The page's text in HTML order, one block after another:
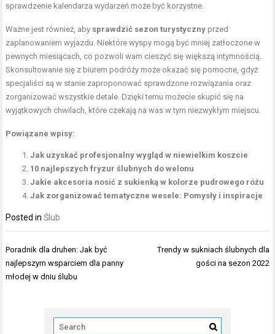
sprawdzenie kalendarza wydarzeń może być korzystne.
Ważne jest również, aby sprawdzić sezon turystyczny przed
zaplanowaniem wyjazdu. Niektóre wyspy mogą być mniej zatłoczone w
pewnych miesiącach, co pozwoli wam cieszyć się większą intymnością.
Skonsultowanie się z biurem podróży może okazać się pomocne, gdyż
specjaliści są w stanie zaproponować sprawdzone rozwiązania oraz
zorganizować wszystkie detale. Dzięki temu możecie skupić się na
wyjątkowych chwilach, które czekają na was w tym niezwykłym miejscu.
Powiązane wpisy:
Jak uzyskać profesjonalny wygląd w niewielkim koszcie
10 najlepszych fryzur ślubnych do welonu
Jakie akcesoria nosić z sukienką w kolorze pudrowego różu
Jak zorganizować tematyczne wesele: Pomysły i inspiracje
Posted inŚlub
Nawigacja
wpisu
Poradnik dla druhen: Jak być
najlepszym wsparciem dla panny
młodej w dniu ślubu
Trendy w sukniach ślubnych dla
gości na sezon 2022